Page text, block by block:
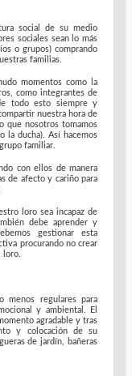
social de su medio
sociales sean lo más
o grupos) comprando
familias.
momentos como la
como integrantes de
todo esto siempre y
nuestra hora de
que nosotros tomamos
la ducha). Así hacemos
familiar.
con ellos de manera
de afecto y cariño para
loro sea incapaz de
debe aprender y
gestionar esta
procurando no crear
loro.
menos regulares para
y ambiental. El
agradable y tras
y colocación de su
de jardín, bañeras